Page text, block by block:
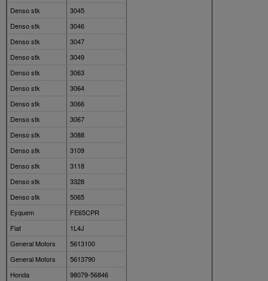
Denso stk
3045
Denso stk
3046
Denso stk
3047
Denso stk
3049
Denso stk
3063
Denso stk
3064
Denso stk
3066
Denso stk
3067
Denso stk
3088
Denso stk
3109
Denso stk
3118
Denso stk
3328
Denso stk
5065
Eyquem
FE65CPR
Fiat
1L4J
General Motors
5613100
General Motors
5613790
Honda
98079-56846